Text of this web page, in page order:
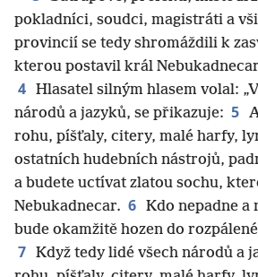
pokladníci, soudci, magistráti a
provincií se tedy shromáždili k
kterou postavil král
4 Hlasatel silným hlasem volal:
národů a jazyků, se přikazuje: 5
rohu, píšťaly, citery, malé harfy,
ostatních hudebních nástrojů,
a budete uctívat zlatou sochu,
Nebukadnecar. 6 Kdo nepadne a
bude okamžitě hozen do
7 Když tedy lidé všech národů a